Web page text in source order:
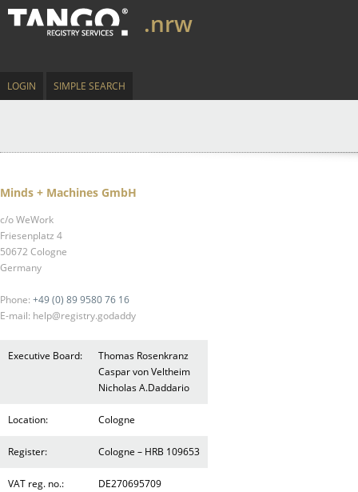
.nrw
LOGIN SIMPLE SEARCH
Minds + Machines GmbH
c/o WeWork
Friesenplatz 4
50672 Cologne
Germany
Phone: +49 (0) 89 9580 76 16
E-mail: help@registry.godaddy
Executive Board:
Thomas Rosenkranz
Caspar von Veltheim
Nicholas A.Daddario
Location: Cologne
Register: Cologne – HRB 109653
VAT reg. no.: DE270695709